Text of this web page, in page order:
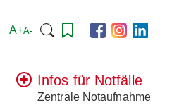
A+A- Suchen
Infos für Notfälle
Zentrale Notaufnahme